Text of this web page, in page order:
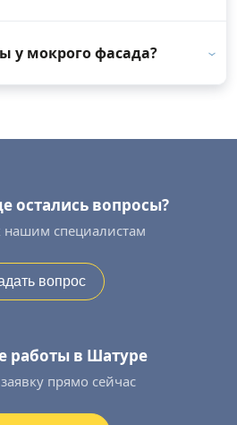
у мокрого фасада?
остались вопросы?
нашим специалистам
вопрос
работы в Шатуре
прямо сейчас